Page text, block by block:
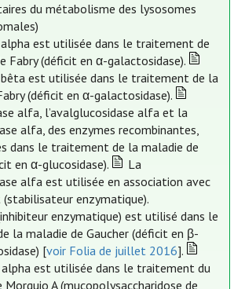
du métabolisme des lysosomes
alpha est utilisée dans le traitement de
Fabry (déficit en α-galactosidase).
bêta est utilisée dans le traitement de la
(déficit en α-galactosidase).
alfa, l’avalglucosidase alfa et la
alfa, des enzymes recombinantes,
dans le traitement de la maladie de
en α-glucosidase).
La
alfa est utilisée en association avec
enzymatique).
enzymatique) est utilisé dans le
la maladie de Gaucher (déficit en β-
[voir Folia de juillet 2016].
alpha est utilisée dans le traitement du
Morquio A (mucopolysaccharidose de